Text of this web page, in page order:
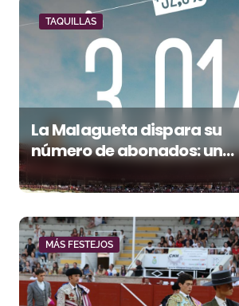
TAQUILLAS
La Malagueta dispara su
número de abonados: un
aniversario
MÁS FESTEJOS